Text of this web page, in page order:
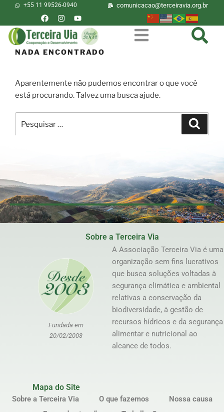
+55 11 99526-0940 comunicacao@terceiravia.org.br
NADA ENCONTRADO
Aparentemente não pudemos encontrar o que você
está procurando. Talvez uma busca ajude.
Sobre a Terceira Via
Fundada em
20/02/2003
A Associação Terceira Via é uma
organização sem fins lucrativos
que busca soluções voltadas à
segurança climática e ambiental
relativas a conservação da
biodiversidade, à gestão de
recursos hídricos e da segurança
alimentar e nutricional ao
alcance de todos.
Mapa do Site
Sobre a Terceira Via O que fazemos
Nossa causa